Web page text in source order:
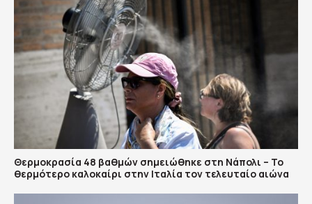
Θερμοκρασία 48 βαθμών σημειώθηκε στη Νάπολι – Το
θερμότερο καλοκαίρι στην Ιταλία τον τελευταίο αιώνα